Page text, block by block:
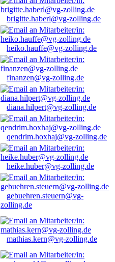
brigitte.haberl@vg-zolling.de
heiko.hauffe@vg-zolling.de
finanzen@vg-zolling.de
diana.hilpert@vg-zolling.de
qendrim.hoxhaj@vg-zolling.de
heike.huber@vg-zolling.de
gebuehren.steuern@vg-
zolling.de
mathias.kern@vg-zolling.de